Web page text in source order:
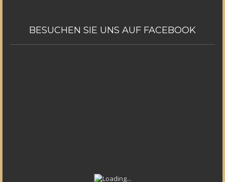
BESUCHEN SIE UNS AUF FACEBOOK